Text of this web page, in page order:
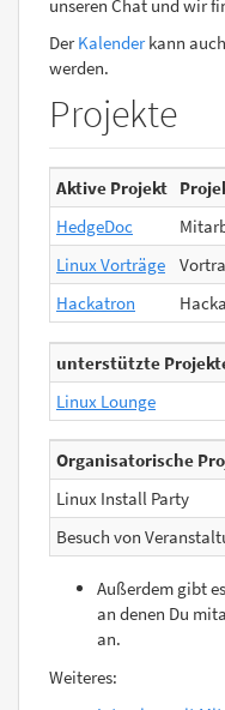
unseren Chat und wir
DerKalenderkann
werden.
Projekte
Aktive Projekt
HedgeDoc
Linux Vorträge
Hackatron
unterstützte
Linux Lounge
Organisatorische
Linux Install Party
Besuch von
Außerdem gibt
an denen Du
an.
Weiteres: